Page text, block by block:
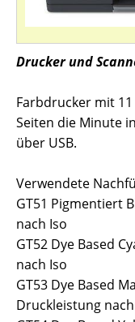
Drucker und
Farbdrucker mit
Seiten die Minute
über USB.
Verwendete
GT51 Pigmentiert
nach Iso
GT52 Dye Based
nach Iso
GT53 Dye Based
Druckleistung